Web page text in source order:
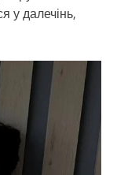
у далечінь,